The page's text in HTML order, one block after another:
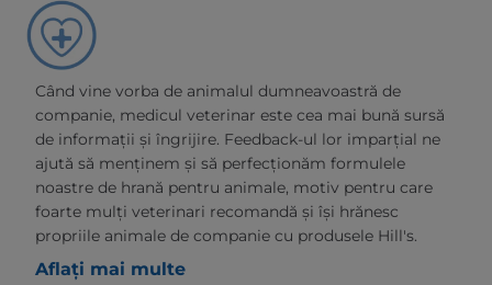
Când vine vorba de animalul dumneavoastră de
companie, medicul veterinar este cea mai bună sursă
de informații și îngrijire. Feedback-ul lor imparțial ne
ajută să menținem și să perfecționăm formulele
noastre de hrană pentru animale, motiv pentru care
foarte mulți veterinari recomandă și își hrănesc
propriile animale de companie cu produsele Hill's.
Aflați mai multe